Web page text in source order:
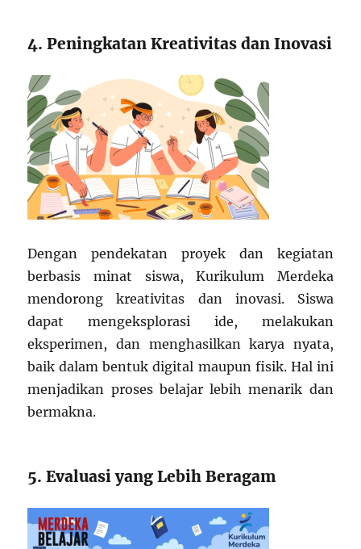
4. Peningkatan Kreativitas dan Inovasi
Dengan pendekatan proyek dan kegiatan
berbasis minat siswa, Kurikulum Merdeka
mendorong kreativitas dan inovasi. Siswa
dapat mengeksplorasi ide, melakukan
eksperimen, dan menghasilkan karya nyata,
baik dalam bentuk digital maupun fisik. Hal ini
menjadikan proses belajar lebih menarik dan
bermakna.
5. Evaluasi yang Lebih Beragam